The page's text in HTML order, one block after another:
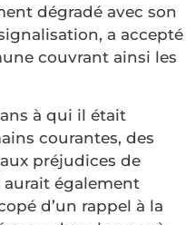
dégradé avec son
a accepté
couvrant ainsi les
à qui il était
courantes, des
préjudices de
aurait également
d’un rappel à la